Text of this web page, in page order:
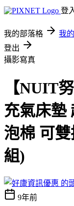
登
我的部落格 我
登出
攝影寫真
【NUIT
充氣床墊
泡棉 可
組)
9年前